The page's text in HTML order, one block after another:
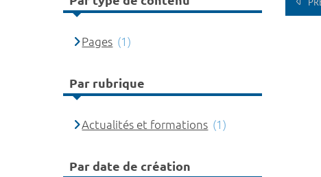
Pages (1)
Par rubrique
Actualités et formations (1)
Par date de création